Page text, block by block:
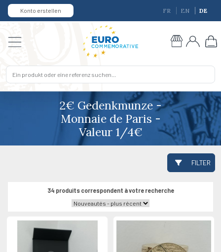
Konto erstellen FR EN DE
2€ Gedenkmunze -
Monnaie de Paris -
Valeur 1/4€
FILTER
34 produits correspondent à votre recherche